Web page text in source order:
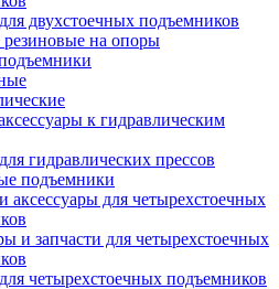
двухстоечных подъемников
на опоры
к гидравлическим
гидравлических прессов
подъемники
аксессуары для четырехстоечных
и запчасти для четырехстоечных
четырехстоечных подъемников